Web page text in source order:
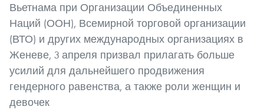
Вьетнама при Организации Объединенных
Наций (ООН), Всемирной торговой организации
(ВТО) и других международных организациях в
Женеве, 3 апреля призвал прилагать больше
усилий для дальнейшего продвижения
гендерного равенства, а также роли женщин и
девочек